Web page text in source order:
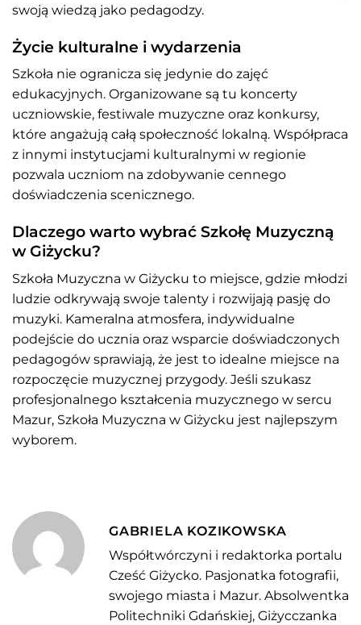
swoją wiedzą jako pedagodzy.
Życie kulturalne i wydarzenia
Szkoła nie ogranicza się jedynie do zajęć
edukacyjnych. Organizowane są tu koncerty
uczniowskie, festiwale muzyczne oraz konkursy,
które angażują całą społeczność lokalną. Współpraca
z innymi instytucjami kulturalnymi w regionie
pozwala uczniom na zdobywanie cennego
doświadczenia scenicznego.
Dlaczego warto wybrać Szkołę Muzyczną
w Giżycku?
Szkoła Muzyczna w Giżycku to miejsce, gdzie młodzi
ludzie odkrywają swoje talenty i rozwijają pasję do
muzyki. Kameralna atmosfera, indywidualne
podejście do ucznia oraz wsparcie doświadczonych
pedagogów sprawiają, że jest to idealne miejsce na
rozpoczęcie muzycznej przygody. Jeśli szukasz
profesjonalnego kształcenia muzycznego w sercu
Mazur, Szkoła Muzyczna w Giżycku jest najlepszym
wyborem.
GABRIELA KOZIKOWSKA
Współtwórczyni i redaktorka portalu
Cześć Giżycko. Pasjonatka fotografii,
swojego miasta i Mazur. Absolwentka
Politechniki Gdańskiej, Giżycczanka